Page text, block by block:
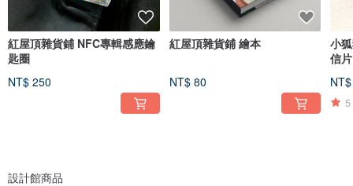
紅屋頂雜貨鋪 NFC專輯感應鑰
匙圈
NT$ 250
紅屋頂雜貨鋪 繪本
NT$ 80
小
信片
5
設計館商品